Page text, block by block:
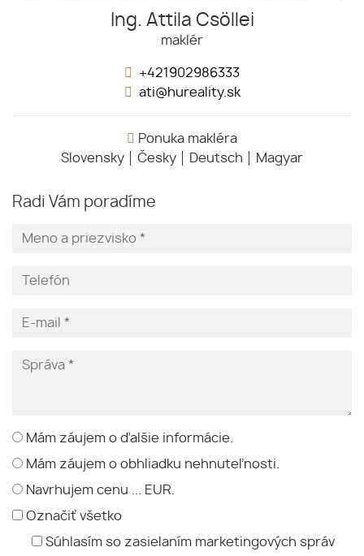
Ing. Attila Csöllei
maklér
+421902986333
ati@hureality.sk
Ponuka makléra
Slovensky
Česky Deutsch Magyar
Radi Vám poradíme
Mám záujem o ďalšie informácie.
Mám záujem o obhliadku nehnuteľnosti.
Navrhujem cenu ... EUR.
Označiť všetko
Súhlasím so zasielaním marketingových správ